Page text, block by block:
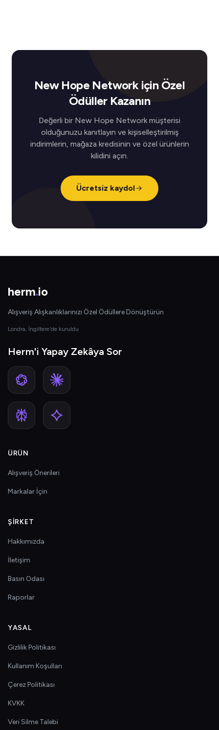
New Hope Network için Özel
Ödüller Kazanın
Değerli bir New Hope Network müşterisi
olduğunuzu kanıtlayın ve kişiselleştirilmiş
indirimlerin, mağaza kredisinin ve özel ürünlerin
kilidini açın.
Ücretsiz kaydol
herm.io
Alışveriş Alışkanlıklarınızı Özel Ödüllere Dönüştürün
Londra, İngiltere'de kuruldu
Herm'i Yapay Zekâya Sor
ÜRÜN
Alışveriş Önerileri
Markalar İçin
ŞIRKET
Hakkımızda
İletişim
Basın Odası
Raporlar
YASAL
Gizlilik Politikası
Kullanım Koşulları
Çerez Politikası
KVKK
Veri Silme Talebi